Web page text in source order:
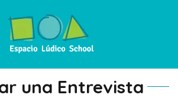
una Entrevista